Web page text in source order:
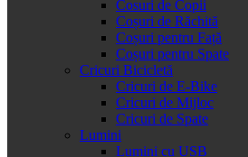
Cosuri de Copii
Coșuri de Răchită
Coșuri pentru Față
Coșuri pentru Spate
Cricuri Bicicletă
Cricuri de E-Bike
Cricuri de Mijloc
Cricuri de Spate
Lumini
Lumini cu USB